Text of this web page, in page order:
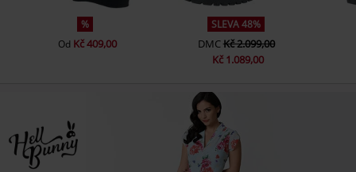
%
Od Kč 409,00
SLEVA 48%
DMCKč 2.099,00
Kč 1.089,00